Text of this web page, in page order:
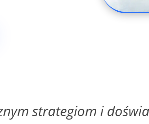
strategiom i